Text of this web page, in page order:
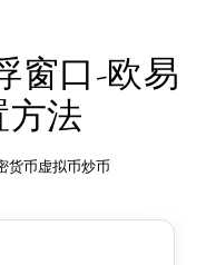
窗口-欧易
方法
货币虚拟币炒币